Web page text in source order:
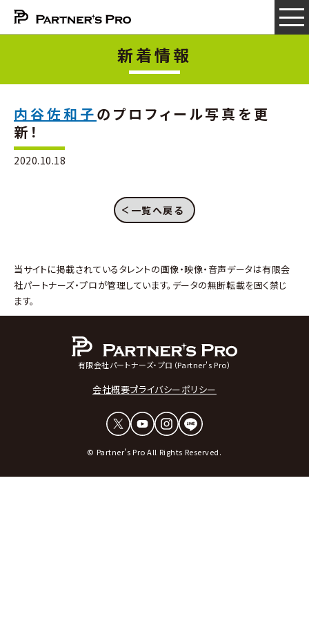
新着情報
内谷佐和子のプロフィール写真を更
新！
2020.10.18
一覧へ戻る
当サイトに掲載されているタレントの画像・映像・音声データは有限会
社パートナーズ・プロが管理しています。データの無断転載を固く禁じ
ます。
有限会社パートナーズ・プロ（Partner's Pro）
会社概要プライバシーポリシー
© Partner's Pro All Rights Reserved.